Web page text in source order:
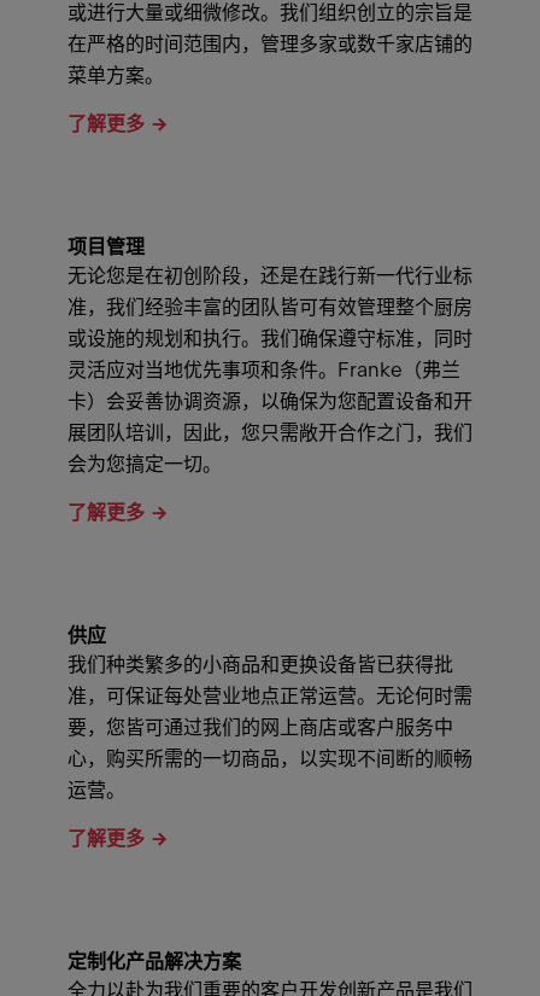
或进行大量或细微修改。我们组织创立的宗旨是
在严格的时间范围内，管理多家或数千家店铺的
菜单方案。
了解更多
项目管理
无论您是在初创阶段，还是在践行新一代行业标
准，我们经验丰富的团队皆可有效管理整个厨房
或设施的规划和执行。我们确保遵守标准，同时
灵活应对当地优先事项和条件。Franke（弗兰
卡）会妥善协调资源，以确保为您配置设备和开
展团队培训，因此，您只需敞开合作之门，我们
会为您搞定一切。
了解更多
供应
我们种类繁多的小商品和更换设备皆已获得批
准，可保证每处营业地点正常运营。无论何时需
要，您皆可通过我们的网上商店或客户服务中
心，购买所需的一切商品，以实现不间断的顺畅
运营。
了解更多
定制化产品解决方案
全力以赴为我们重要的客户开发创新产品是我们